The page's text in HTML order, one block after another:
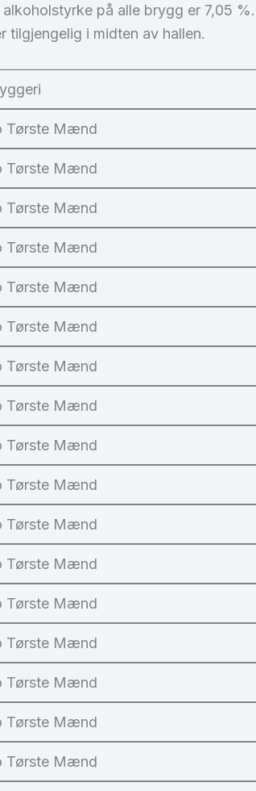
på alle brygg er 7,05
tilgjengelig i midten av hallen.
Tørste Mænd
Tørste Mænd
Tørste Mænd
Tørste Mænd
Tørste Mænd
Tørste Mænd
Tørste Mænd
Tørste Mænd
Tørste Mænd
Tørste Mænd
Tørste Mænd
Tørste Mænd
Tørste Mænd
Tørste Mænd
Tørste Mænd
Tørste Mænd
Tørste Mænd